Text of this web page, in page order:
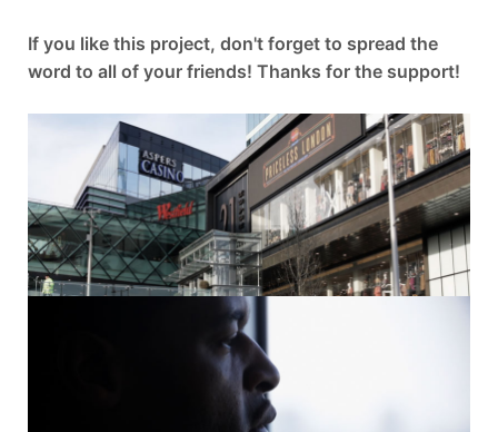
If you like this project, don't forget to spread the
word to all of your friends! Thanks for the support!